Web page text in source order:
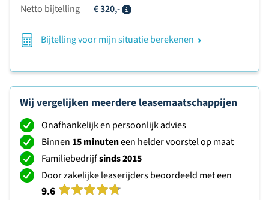
Netto bijtelling
€ 320,-
Bijtelling voor mijn situatie berekenen
Wij vergelijken meerdere leasemaatschappijen
Onafhankelijk en persoonlijk advies
Binnen 15 minuteneen helder voorstel op maat
Familiebedrijfsinds 2015
Door zakelijke leaserijders beoordeeld met een
9.6